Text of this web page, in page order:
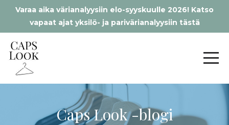
Varaa aika värianalyysiin elo-syyskuulle 2026! Katso
vapaat ajat yksilö- ja parivärianalyysiin tästä
Caps Look -blogi